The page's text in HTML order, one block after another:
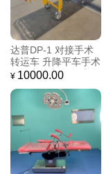
睿动厂家直销 手推车
抢救车 RD-TC101K3
2
¥ 面议